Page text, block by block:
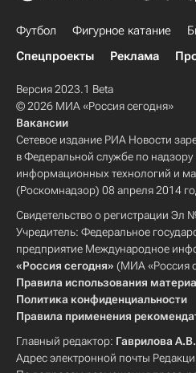
Футбол Фигурное катание
Спецпроекты
Реклама
Версия 2023.1 Beta
© 2026 МИА «Россия сегодня»
Вакансии
Сетевое издание РИА Новости
в Федеральной службе по надзору
информационных технологий и
(Роскомнадзор) 08 апреля 2014
Свидетельство о регистрации
Учредитель: Федеральное
предприятие Международное
«Россия сегодня» (МИА «Россия
Правила использования
Политика конфиденциальности
Правила применения
Главный редактор: Гаврилова А.В.
Адрес электронной почты